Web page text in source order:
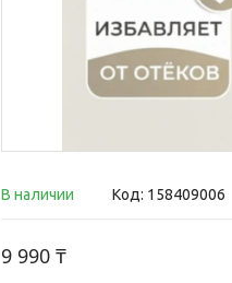
В наличии Код: 158409006
9 990 ₸